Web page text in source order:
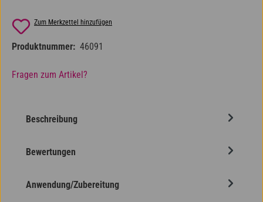
Zum Merkzettel hinzufügen
Produktnummer: 46091
Fragen zum Artikel?
Beschreibung
Bewertungen
Anwendung/Zubereitung